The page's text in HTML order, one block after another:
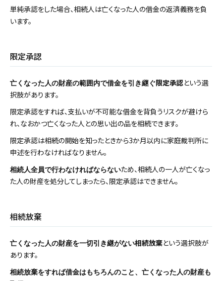
単純承認をした場合、相続人は亡くなった人の借金の返済義務を負
います。
限定承認
亡くなった人の財産の範囲内で借金を引き継ぐ限定承認という選
択肢があります。
限定承認をすれば、支払いが不可能な借金を背負うリスクが避けら
れ、なおかつ亡くなった人との思い出の品を相続できます。
限定承認は相続の開始を知ったときから3か月以内に家庭裁判所に
申述を行わなければなりません。
相続人全員で行わなければならないため、相続人の一人が亡くなっ
た人の財産を処分してしまったら、限定承認はできません。
相続放棄
亡くなった人の財産を一切引き継がない相続放棄という選択肢が
あります。
相続放棄をすれば借金はもちろんのこと、亡くなった人の財産も